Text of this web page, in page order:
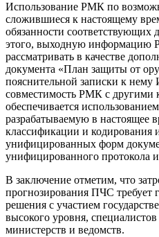
Использование РМК по
сложившиеся к настоящему
обязанности
этого, выходную информацию
рассматривать в качестве
документа «План защиты от
пояснительной записки к
совместимость РМК с
обеспечивается
разрабатываемую в настоящее
классификации и
унифицированных форм
унифицированного протокола
В заключение отметим, что
прогнозирования ПЧС требует
решения с участием
высокого уровня,
министерств и ведомств.